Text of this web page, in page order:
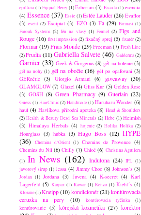
epilácia (1) Eqqual Berry (1) Erborian (3) Escada (1) esencia
(4) Essence (37) Essie (1)Estée Lauder (26) Evaflor
(3) event (2) Excipial (3) EZO (3) Fa (29) Farmasi (1)
Farouk Systems (2) fén na vlasy (1) Fennel (2) Figs and
Rouge (16) first impression (2) fixačný sprej (5) fixatér (2)
Flormar(19) Frais Monde (29) Freeman (7) Fresh Line
(2)Frudia (11) Gabriella Salvete (46) Galderma(2)
Garnier (33) Geek & Gorgeous (8) gél na holenie (3)
gél na nohy (1) gél na obočie (16) gél po opaľovaní (3)
GERnétic (3) Giorgio Armani (6) giveaway (30)
GLAMGLOW (7) Glazel (4) Gliss Kur (5) Golden Rose
(3) GOSH (8) Green Pharmacy (9) Guerlain (22)
Guess (1) HairClinic (2) Handmade (1) Haruharu Wonder (6)
haul (4) Havlíkova přírodní apoteka (8) Head & Shoulders
(2) Health & Beauty Dead Sea Minerals (2) Hebe (1) Heimish
(3) Himalaya Herbals (4) hojenie (2) Holika Holika (2)
Hourglass (3) hubka (3) Hugo Boss (12) HYPE
(36)
Chemins d´Orient (1) Chemins de Provence (4)
Chemins du Nil (6) Chilly (7) Chloé (6) Christina Aguilera
(1) In News (162) Indulona (24) IPL (1)
javorový sirup (1) Jessa (4) Jimmy Choo (8) Johnson´s (3)
Jordan (1) Jordana (3) Juvena (4) K-secret (4) Karl
Lagerfeld (5) Karpaz (1) Kawar (1) Kenzo (1) Kiehl´s (4)
Klorane(1)Kneipp(10)kondicionér(21)kontúrovacia
ceruzka na pery
(10) kontúrovacia tyčinka (1)
kontúrovanie (5) kórejská kozmetika (27) korektor